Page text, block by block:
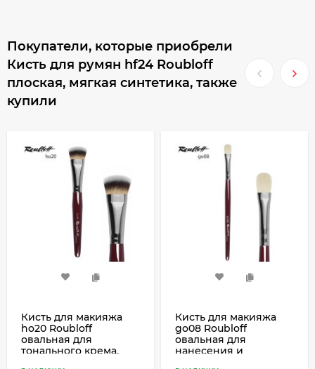
Покупатели, которые приобрели
Кисть для румян hf24 Roubloff
плоская, мягкая синтетика, также
купили
Кисть для макияжа
ho20 Roubloff
овальная для
тонального крема,
Кисть для макияжа
go08 Roubloff
овальная для
нанесения и